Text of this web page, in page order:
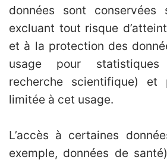
données sont conservées
excluant tout risque
et à la protection des
usage pour
recherche scientifique) et
limitée à cet usage.
L’accès à certaines
exemple, données de